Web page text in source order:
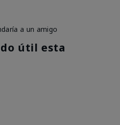
a un amigo
útil esta